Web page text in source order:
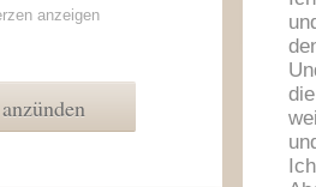
anzeigen